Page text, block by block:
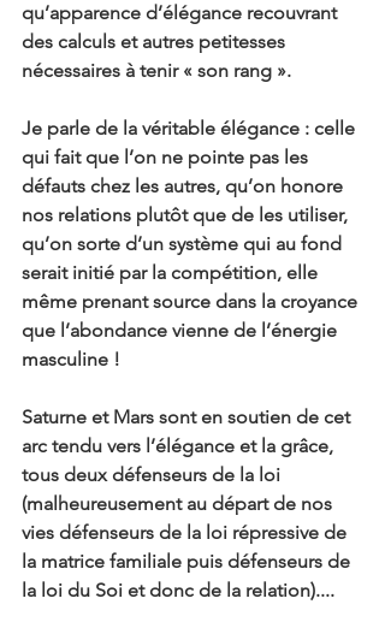
qu’apparence d’élégance recouvrant
des calculs et autres petitesses
nécessaires à tenir « son rang ».
Je parle de la véritable élégance : celle
qui fait que l’on ne pointe pas les
défauts chez les autres, qu’on honore
nos relations plutôt que de les utiliser,
qu’on sorte d’un système qui au fond
serait initié par la compétition, elle
même prenant source dans la croyance
que l’abondance vienne de l’énergie
masculine !
Saturne et Mars sont en soutien de cet
arc tendu vers l’élégance et la grâce,
tous deux défenseurs de la loi
(malheureusement au départ de nos
vies défenseurs de la loi répressive de
la matrice familiale puis défenseurs de
la loi du Soi et donc de la relation)....